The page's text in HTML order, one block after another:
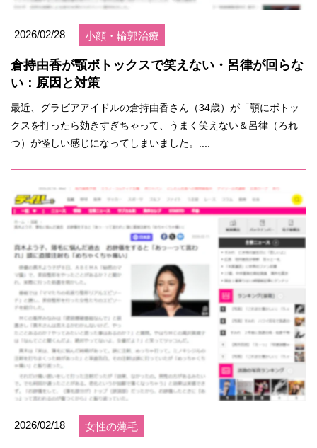
2026/02/28 小顔・輪郭治療
倉持由香が顎ボトックスで笑えない・呂律が回らな
い：原因と対策
最近、グラビアアイドルの倉持由香さん（34歳）が「顎にボトッ
クスを打ったら効きすぎちゃって、うまく笑えない＆呂律（ろれ
つ）が怪しい感じになってしまいました。....
2026/02/18 女性の薄毛